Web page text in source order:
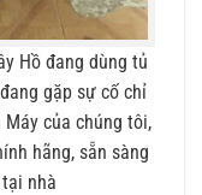
Hồ đang dùng tủ
gặp sự cố chỉ
của chúng tôi,
hãng, sẵn sàng
nhà